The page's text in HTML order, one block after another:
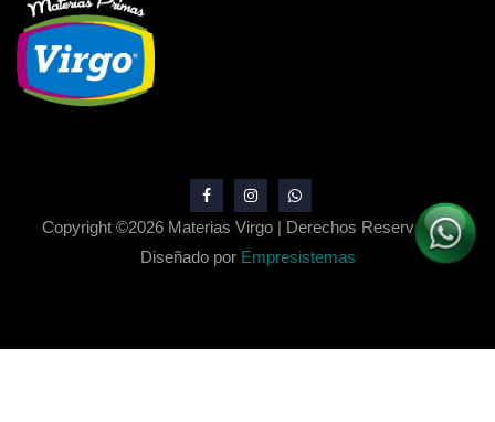
Copyright ©2026 Materias Virgo | Derechos Reservados.
Diseñado por Empresistemas